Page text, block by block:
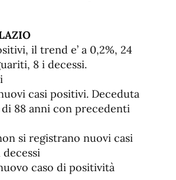
il trend e’ a 0,2%, 24
8 i decessi.
casi positivi. Deceduta
88 anni con precedenti
si registrano nuovi casi
caso di positività